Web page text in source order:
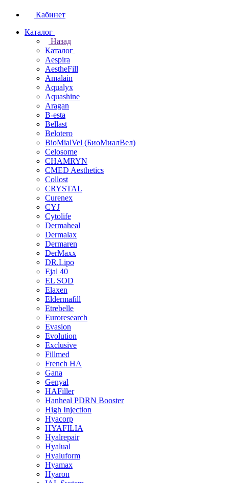
Кабинет
Каталог
Назад
Каталог
Aespira
AestheFill
Amalain
Aqualyx
Aquashine
Aragan
B-esta
Bellast
Belotero
BioMialVel (БиоМиалВел)
Celosome
CHAMRYN
CMED Aesthetics
Collost
CRYSTAL
Curenex
CYJ
Cytolife
Dermaheal
Dermalax
Dermaren
DerMaxx
DR.Lipo
Ejal 40
EL SOD
Elaxen
Eldermafill
Etrebelle
Euroresearch
Evasion
Evolution
Exclusive
Fillmed
French HA
Gana
Genyal
HAFiller
Hanheal PDRN Booster
High Injection
Hyacorp
HYAFILIA
Hyalrepair
Hyalual
Hyaluform
Hyamax
Hyaron